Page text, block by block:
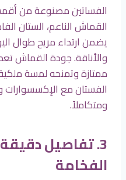
الفساتين مصنوعة من
القماش الناعم، الستان
يضمن ارتداء مريح طوال
والأناقة. جودة القماش
ممتازة وتمنحه لمسة
الفستان مع الإكسسوارات
ومتكاملاً.
3. تفاصيل
الفخامة